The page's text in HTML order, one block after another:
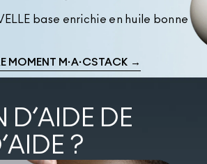
base enrichie en huile bonne
MOMENT M·A·CSTACK →
D’AIDE DE
?